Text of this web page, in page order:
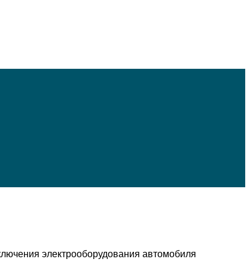
электрооборудования автомобиля